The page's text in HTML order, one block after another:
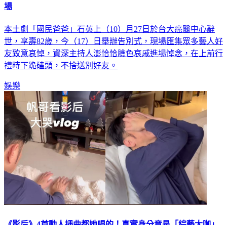
澎恰恰現身告別式！哀戚「磕頭3次」送別石英 快步低調離
本土劇「國民爸爸」石英上（10）月27日於台大癌醫中心辭
世，享壽82歲，今（17）日舉辦告別式，現場匯集眾多藝人好
友致意哀悼，資深主持人澎恰恰臉色哀戚進場悼念，在上前行
娛樂